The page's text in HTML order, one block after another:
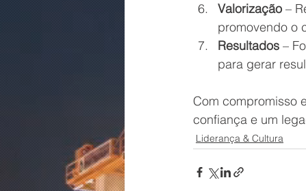
Valorização –
promovendo o
Resultados –
para gerar
Com compromisso
confiança e um
Liderança & Cultura